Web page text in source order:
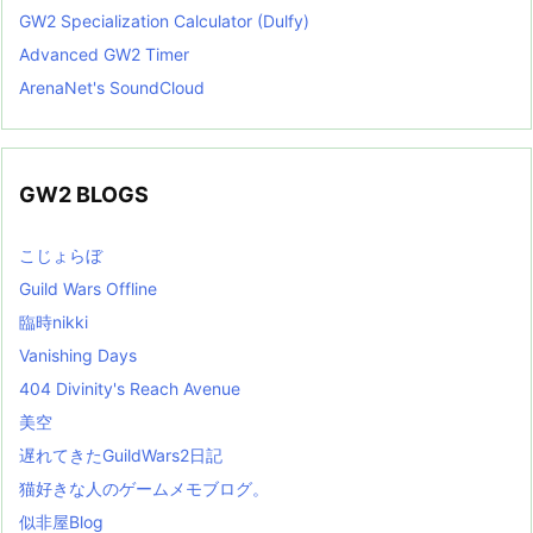
GW2 Specialization Calculator (Dulfy)
Advanced GW2 Timer
ArenaNet's SoundCloud
GW2 BLOGS
こじょらぼ
Guild Wars Offline
臨時nikki
Vanishing Days
404 Divinity's Reach Avenue
美空
遅れてきたGuildWars2日記
猫好きな人のゲームメモブログ。
似非屋Blog